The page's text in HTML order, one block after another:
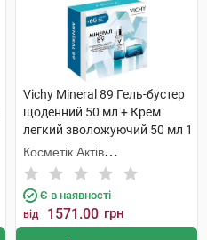
Vichy Mineral 89 Гель-бустер
щоденний 50 мл + Крем
легкий зволожуючий 50 мл 1
набір
Косметік Актів
Інтернаціональ
Є в наявності
від 1571.00 грн